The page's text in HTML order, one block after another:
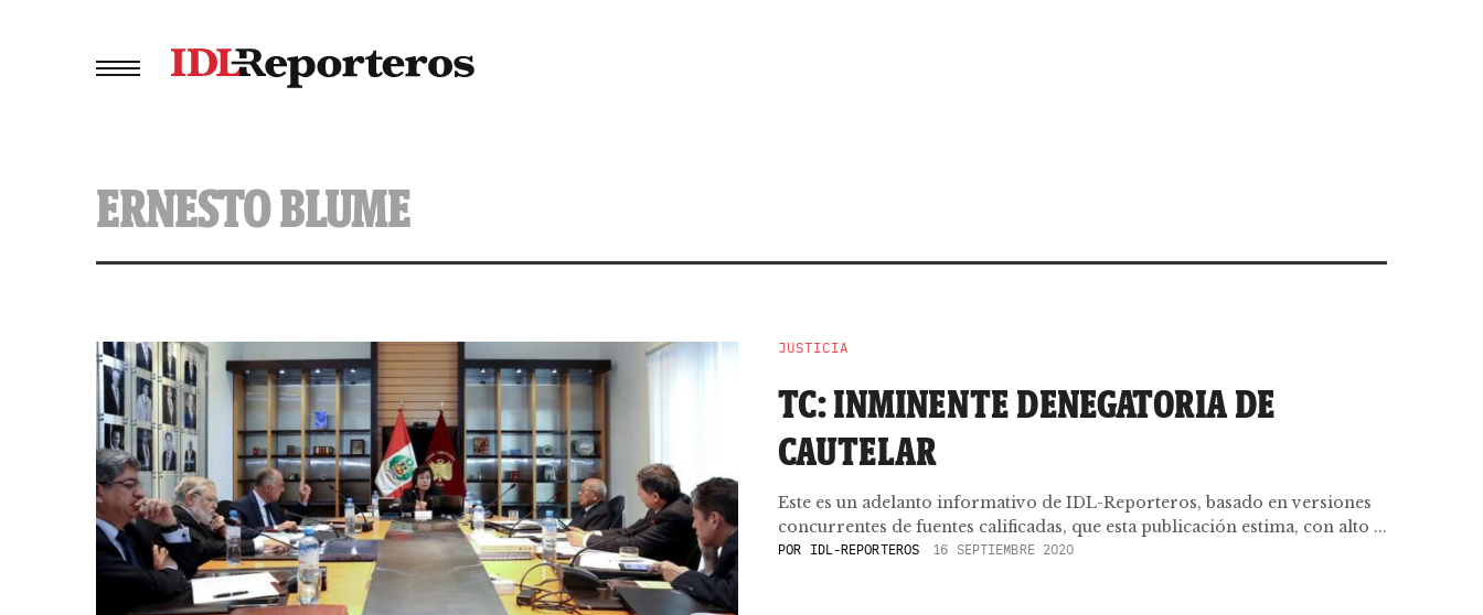
ERNESTO BLUME
JUSTICIA
TC: INMINENTE DENEGATORIA DE
CAUTELAR
Este es un adelanto informativo de IDL-Reporteros, basado en versiones
concurrentes de fuentes calificadas, que esta publicación estima, con alto ...
POR IDL-REPORTEROS 16 SEPTIEMBRE 2020